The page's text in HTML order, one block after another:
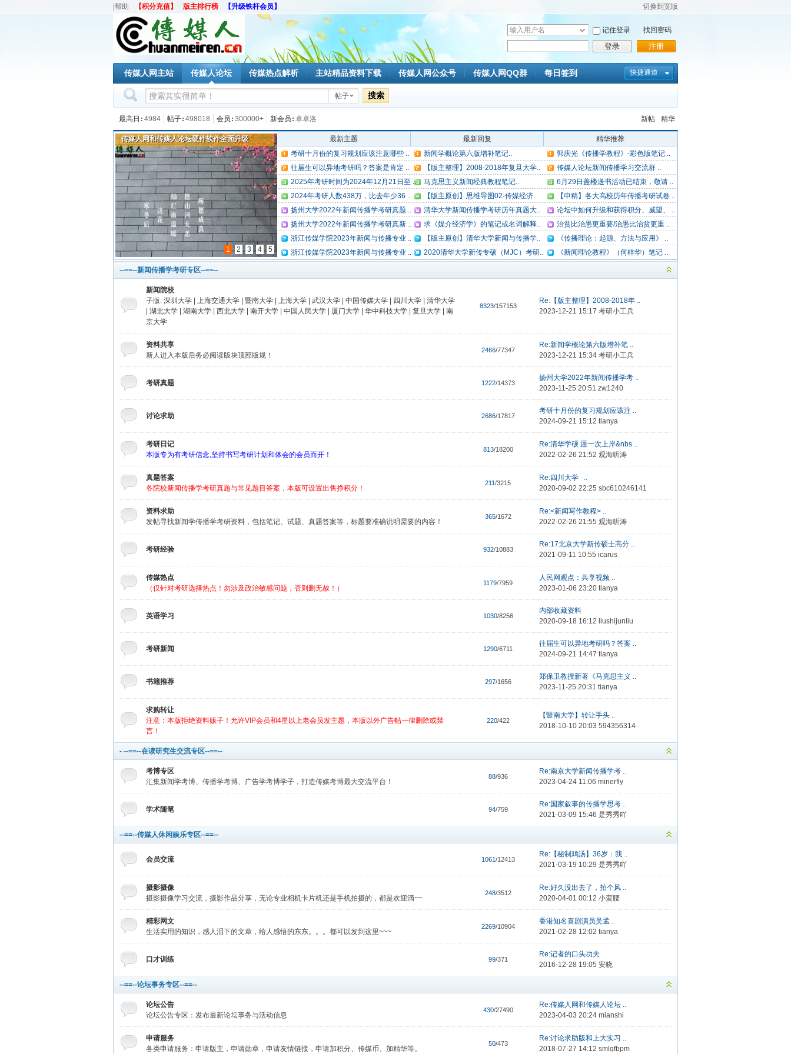
切换到宽版
|帮助 【积分充值】 版主排行榜 【升级铁杆会员】
用
户
名
记住登录
登录
找回密码
注册
快捷通道
传媒人网主站 传媒人论坛 传媒热点解析 主站精品资料下载 传媒人网公众号 传媒人网QQ群 每日签到
帖子 搜索
新帖 精华
最高日 4984 帖子 498018 会员 300000+ 新会员 卓卓洛
【讲座预告】2019传媒热点解析讲座第10期
1 2 3 4 5
最新主题 最新回复
精华推荐
考研十月份的复习规划应该注意哪些..
往届生可以异地考研吗？答案是肯定 ..
2025年考研时间为2024年12月21日至 ..
2024年考研人数438万，比去年少36 ..
扬州大学2022年新闻传播学考研真题 ..
扬州大学2022年新闻传播学考研真新..
浙江传媒学院2023年新闻与传播专业 ..
浙江传媒学院2023年新闻与传播专业 ..
新闻学概论第六版增补笔记..
【版主整理】2008-2018年复旦大学..
马克思主义新闻经典教程笔记..
【版主原创】思维导图02-传媒经济..
清华大学新闻传播学考研历年真题大..
求《媒介经济学》的笔记或名词解释..
【版主原创】清华大学新闻与传播学..
2020清华大学新传专硕（MJC）考研..
郭庆光《传播学教程》-彩色版笔记..
传媒人论坛新闻传播学习交流群..
6月29日盖楼送书活动已结束，敬请..
【申精】各大高校历年传播考研试卷..
论坛中如何升级和获得积分、威望、
..
治贫比治愚更重要/治愚比治贫更重..
《传播理论：起源、方法与应用》 ..
《新闻理论教程》（何梓华）笔记..
--==--新闻传播学考研专区--==--
新闻院校
子版: 深圳大学 上海交通大学 暨南大学 上海大学 武汉大学 中国传媒大学 四川大学
清华大学
湖北大学 湖南大学 西北大学 南开大学 中国人民大学 厦门大学 华中科技大学 复旦大学
南
京大学
8323/157153
Re:【版主整理】2008-2018年 ..
2023-12-21 15:17 考研小工兵
资料共享
新人进入本版后务必阅读版块顶部版规！
2466/77347
Re:新闻学概论第六版增补笔 ..
2023-12-21 15:34 考研小工兵
考研真题 1222/14373
扬州大学2022年新闻传播学考 ..
2023-11-25 20:51 zw1240
讨论求助 2686/17817
考研十月份的复习规划应该注 ..
2024-09-21 15:12 tianya
考研日记
本版专为有考研信念,坚持书写考研计划和体会的会员而开！
813/18200
Re:清华学硕 愿一次上岸&nbs ..
2022-02-26 21:52 观海听涛
真题答案
各院校新闻传播学考研真题与常见题目答案，本版可设置出售挣积分！
211/3215
Re:四川大学 ..
2020-09-02 22:25 sbc610246141
资料求助
发帖寻找新闻学传播学考研资料，包括笔记、试题、真题答案等，标题要准确说明需要的内容！
365/1672
Re:<新闻写作教程> ..
2022-02-26 21:55 观海听涛
考研经验 932/10883
Re:17北京大学新传硕士高分 ..
2021-09-11 10:55 icarus
传媒热点
（仅针对考研选择热点！勿涉及政治敏感问题，否则删无赦！）
1179/7959
人民网观点：共享视频 ..
2023-01-06 23:20 tianya
英语学习 1030/8256
内部收藏资料
2020-09-18 16:12 liushijunliu
考研新闻 1290/6711
往届生可以异地考研吗？答案 ..
2024-09-21 14:47 tianya
书籍推荐 297/1656
郑保卫教授新著《马克思主义 ..
2023-11-25 20:31 tianya
求购转让
注意：本版拒绝资料贩子！允许VIP会员和4星以上老会员发主题，本版以外广告帖一律删除或禁
言！
220/422
【暨南大学】转让手头 ..
2018-10-10 20:03 594356314
- --==--在读研究生交流专区--==--
考博专区
汇集新闻学考博、传播学考博、广告学考博学子，打造传媒考博最大交流平台！
88/936
Re:南京大学新闻传播学考 ..
2023-04-24 11:06 minerfly
学术随笔 94/759
Re:国家叙事的传播学思考 ..
2021-03-09 15:46 是秀秀吖
--==--传媒人休闲娱乐专区--==--
会员交流 1061/12413
Re:【秘制鸡汤】36岁：我 ..
2021-03-19 10:29 是秀秀吖
摄影摄像
摄影摄像学习交流，摄影作品分享，无论专业相机卡片机还是手机拍摄的，都是欢迎滴~~
248/3512
Re:好久没出去了，拍个风 ..
2020-04-01 00:12 小蛮腰
精彩网文
生活实用的知识，感人泪下的文章，给人感悟的东东。。。都可以发到这里~~~
2269/10904
香港知名喜剧演员吴孟 ..
2021-02-28 12:02 tianya
口才训练 99/371
Re:记者的口头功夫
2016-12-28 19:05 安晓
--==--论坛事务专区--==--
论坛公告
论坛公告专区：发布最新论坛事务与活动信息
430/27490
Re:传媒人网和传媒人论坛 ..
2023-04-03 20:24 mianshi
申请服务
各类申请服务：申请版主，申请勋章，申请友情链接，申请加积分、传媒币、加精华等。
50/473
Re:讨论求助版和上大实习 ..
2018-07-27 14:12 smlqfbpm